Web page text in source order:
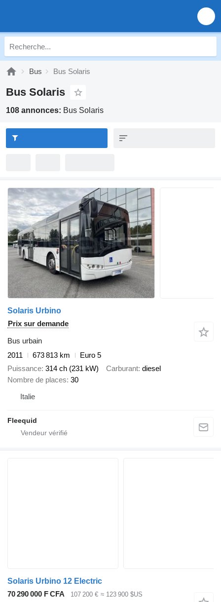
Bus Bus Solaris
Bus Solaris
108 annonces: Bus Solaris
Solaris Urbino
Prix sur demande
Bus urbain
2011
673 813 km
Euro 5
Puissance 314 ch (231 kW) Carburant diesel
Nombre de places 30
Italie
Fleequid
Solaris Urbino 12 Electric
70 290 000 F CFA
107 200 € ≈ 123 900 $US